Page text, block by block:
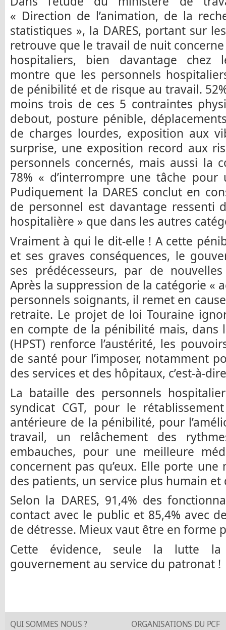
« Direction de l’animation, de la
statistiques », la DARES, portant sur
retrouve que le travail de nuit
hospitaliers, bien davantage chez
montre que les personnels
de pénibilité et de risque au travail.
moins trois de ces 5 contraintes
debout, posture pénible,
de charges lourdes, exposition aux
surprise, une exposition record aux
personnels concernés, mais aussi la
78% « d’interrompre une tâche
Pudiquement la DARES conclut en
de personnel est davantage ressenti
hospitalière » que dans les autres
Vraiment à qui le dit-elle ! A cette
et ses graves conséquences, le
ses prédécesseurs, par de
Après la suppression de la catégorie «
personnels soignants, il remet en
retraite. Le projet de loi Touraine
en compte de la pénibilité mais, dans
(HPST) renforce l’austérité, les
de santé pour l’imposer, notamment
des services et des hôpitaux, c’est-à-
La bataille des personnels
syndicat CGT, pour le
antérieure de la pénibilité, pour
travail, un relâchement des
embauches, pour une meilleure
concernent pas qu’eux. Elle porte
des patients, un service plus humain et
Selon la DARES, 91,4% des
contact avec le public et 85,4% avec
de détresse. Mieux vaut être en forme
Cette évidence, seule la lutte
gouvernement au service du patronat !
QUI SOMMES NOUS ? ORGANISATIONS DU PCF